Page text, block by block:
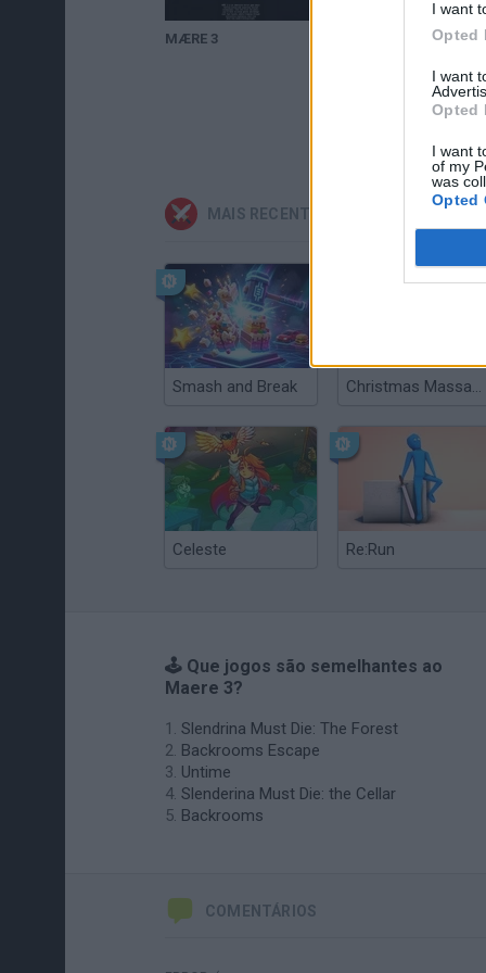
I want
Opted
I want
Opted
I want
of my
was
Opted
MÆRE 3
MAIS RECENTES JOGOS DE AÇÃO
Smash and Break Christmas Massacre
Celeste Re:Run
🕹️ Que jogos são semelhantes ao
Maere 3?
Slendrina Must Die: The Forest
Backrooms Escape
Untime
Slenderina Must Die: the Cellar
Backrooms
COMENTÁRIOS